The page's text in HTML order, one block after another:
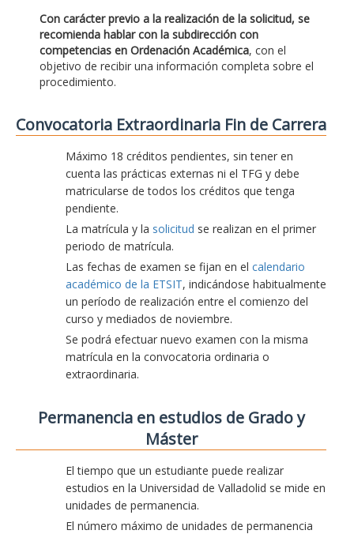
Con carácter previo a la realización de la solicitud, se
recomienda hablar con la subdirección con
competencias en Ordenación Académica, con el
objetivo de recibir una información completa sobre el
procedimiento.
Convocatoria Extraordinaria Fin de Carrera
Máximo 18 créditos pendientes, sin tener en
cuenta las prácticas externas ni el TFG y debe
matricularse de todos los créditos que tenga
pendiente.
La matrícula y la solicitud se realizan en el primer
periodo de matrícula.
Las fechas de examen se fijan en el calendario
académico de la ETSIT, indicándose habitualmente
un período de realización entre el comienzo del
curso y mediados de noviembre.
Se podrá efectuar nuevo examen con la misma
matrícula en la convocatoria ordinaria o
extraordinaria.
Permanencia en estudios de Grado y
Máster
El tiempo que un estudiante puede realizar
estudios en la Universidad de Valladolid se mide en
unidades de permanencia.
El número máximo de unidades de permanencia